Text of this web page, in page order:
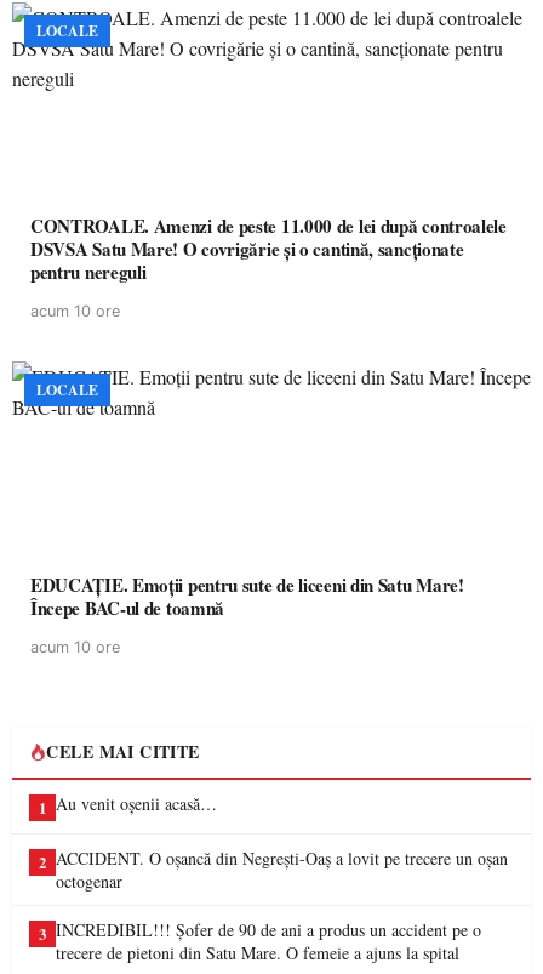
LOCALE
CONTROALE. Amenzi de peste 11.000 de lei după controalele
DSVSA Satu Mare! O covrigărie și o cantină, sancționate
pentru nereguli
acum 10 ore
LOCALE
EDUCAȚIE. Emoții pentru sute de liceeni din Satu Mare!
Începe BAC-ul de toamnă
acum 10 ore
CELE MAI CITITE
1 Au venit oșenii acasă…
2 ACCIDENT. O oșancă din Negrești-Oaș a lovit pe trecere un oșan
octogenar
3 INCREDIBIL!!! Șofer de 90 de ani a produs un accident pe o
trecere de pietoni din Satu Mare. O femeie a ajuns la spital